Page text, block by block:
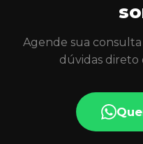
Agende sua
dúvidas direto